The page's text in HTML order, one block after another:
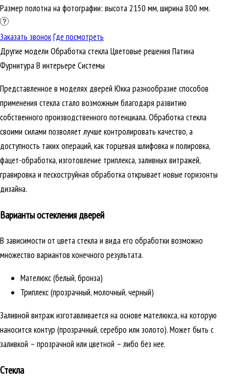
Размер полотна на фотографии: высота 2150 мм, ширина 800 мм.
Заказать звонокГде посмотреть
Другие модели Обработка стеклаЦветовые решения Патина
ФурнитураВ интерьере Cистемы
Представленное в моделях дверей Юкка разнообразие способов
применения стекла стало возможным благодаря развитию
собственного производственного потенциала. Обработка стекла
своими силами позволяет лучше контролировать качество, а
доступность таких операций, как торцевая шлифовка и полировка,
фацет-обработка, изготовление триплекса, заливных витражей,
гравировка и пескоструйная обработка открывает новые горизонты
дизайна.
Варианты остекления дверей
В зависимости от цвета стекла и вида его обработки возможно
множество вариантов конечного результата.
Мателюкс (белый, бронза)
Триплекс (прозрачный, молочный, черный)
Заливной витраж изготавливается на основе мателюкса, на которую
наносится контур (прозрачный, серебро или золото). Может быть с
заливкой – прозрачной или цветной – либо без нее.
Стекла